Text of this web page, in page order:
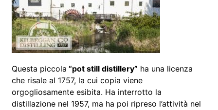
Questa piccola “pot still distillery” ha una licenza
che risale al 1757, la cui copia viene
orgogliosamente esibita. Ha interrotto la
distillazione nel 1957, ma ha poi ripreso l’attività nel